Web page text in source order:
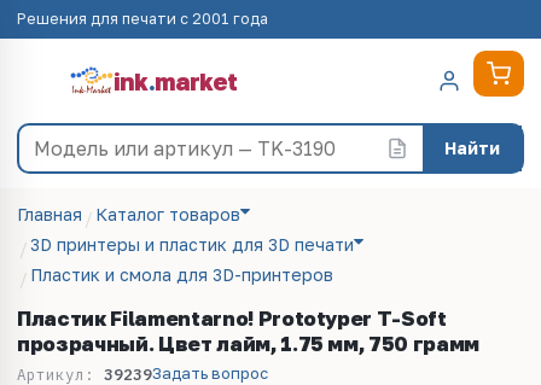
Решения для печати с 2001 года
ink.market
Найти
Главная
Каталог товаров
3D принтеры и пластик для 3D печати
Пластик и смола для 3D-принтеров
Пластик Filamentarno! Prototyper T-Soft
прозрачный. Цвет лайм, 1.75 мм, 750 грамм
Артикул: 39239Задать вопрос